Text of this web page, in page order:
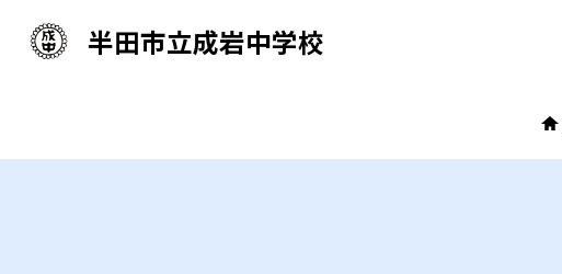
半田市立成岩中学校